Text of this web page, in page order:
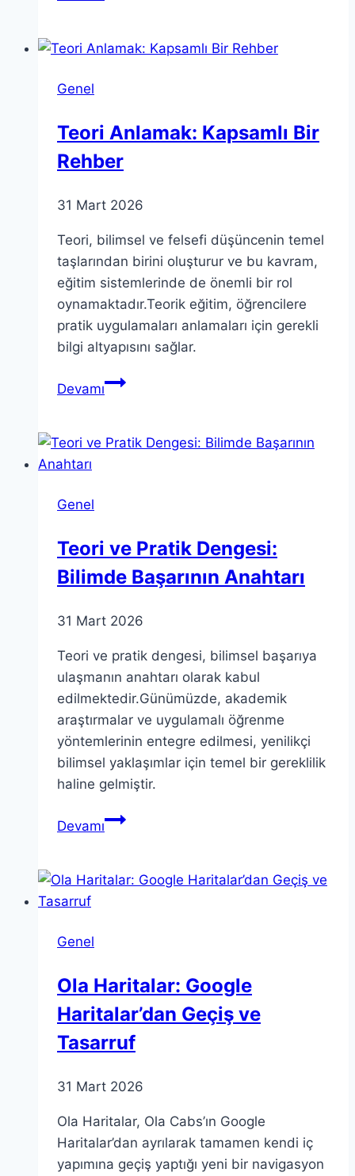
ve
Genel
Teori Anlamak: Kapsamlı Bir
Rehber
31 Mart 2026
Teori, bilimsel ve felsefi düşüncenin temel
taşlarından birini oluşturur ve bu kavram,
eğitim sistemlerinde de önemli bir rol
oynamaktadır.Teorik eğitim, öğrencilere
pratik uygulamaları anlamaları için gerekli
bilgi altyapısını sağlar.
DevamıTeori
Bir
Genel
Teori ve Pratik Dengesi:
Bilimde Başarının Anahtarı
31 Mart 2026
Teori ve pratik dengesi, bilimsel başarıya
ulaşmanın anahtarı olarak kabul
edilmektedir.Günümüzde, akademik
araştırmalar ve uygulamalı öğrenme
yöntemlerinin entegre edilmesi, yenilikçi
bilimsel yaklaşımlar için temel bir gereklilik
haline gelmiştir.
DevamıTeori
Dengesi:
Genel
Ola Haritalar: Google
Haritalar’dan Geçiş ve
Tasarruf
31 Mart 2026
Ola Haritalar, Ola Cabs’ın Google
Haritalar’dan ayrılarak tamamen kendi iç
yapımına geçiş yaptığı yeni bir navigasyon